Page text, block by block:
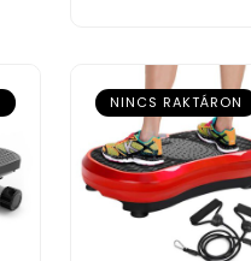
NINCS RAKTÁRON